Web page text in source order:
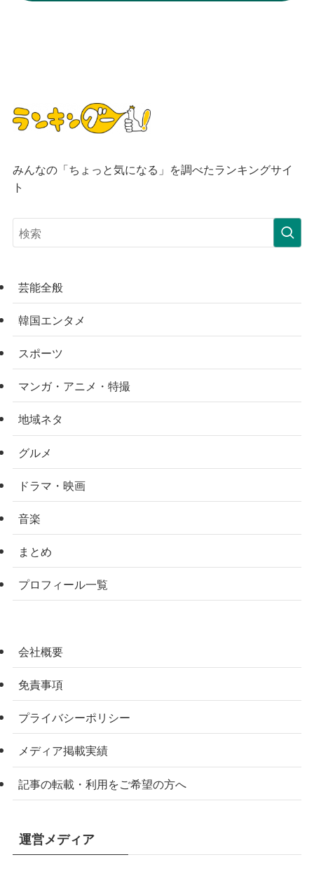
みんなの「ちょっと気になる」を調べたランキングサイ
ト
芸能全般
韓国エンタメ
スポーツ
マンガ・アニメ・特撮
地域ネタ
グルメ
ドラマ・映画
音楽
まとめ
プロフィール一覧
会社概要
免責事項
プライバシーポリシー
メディア掲載実績
記事の転載・利用をご希望の方へ
運営メディア